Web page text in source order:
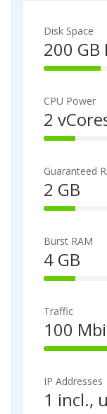
Disk Space
200 GB
2
%
C
o
m
l
e
t
e
CPU Power
2
1
%
C
o
m
l
e
t
e
Guaranteed
2 GB
1
%
C
o
m
l
e
t
e
Burst RAM
4 GB
1
%
C
o
m
l
e
t
Traffic
100
1
0
%
C
IP Addresses
1 incl.,